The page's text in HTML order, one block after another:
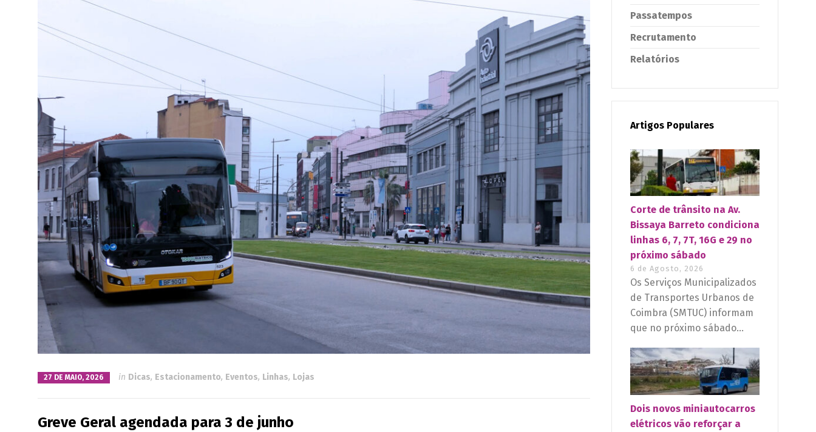
27 DE MAIO, 2026 in Dicas, Estacionamento, Eventos, Linhas, Lojas
Greve Geral agendada para 3 de junho
Passatempos
Recrutamento
Relatórios
Artigos Populares
Corte de trânsito na Av.
Bissaya Barreto condiciona
linhas 6, 7, 7T, 16G e 29 no
próximo sábado
6 de Agosto, 2026
Os Serviços Municipalizados
de Transportes Urbanos de
Coimbra (SMTUC) informam
que no próximo sábado...
Dois novos miniautocarros
elétricos vão reforçar a